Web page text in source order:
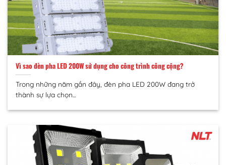
Vì sao đèn pha LED 200W sử dụng cho công trình công cộng?
Trong những năm gần đây, đèn pha LED 200W đang trở
thành sự lựa chọn...